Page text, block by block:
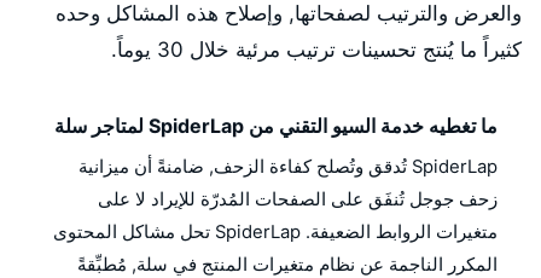
والعرض والترتيب لصفحاتها, وإصلاح هذه المشاكل وحده
كثيراً ما يُنتج تحسينات ترتيب مرئية خلال 30 يوماً.
ما تغطيه خدمة السيو التقني من SpiderLap لمتاجر سلة
SpiderLap تُدقق وتُصلح كفاءة الزحف, ضامنةً أن ميزانية
زحف جوجل تُنفَق على الصفحات المُدرّة للإيراد لا على
متغيرات الروابط الضعيفة. SpiderLap تحل مشاكل المحتوى
المكرر الناجمة عن نظام متغيرات المنتج في سلة, مُطبِّقةً